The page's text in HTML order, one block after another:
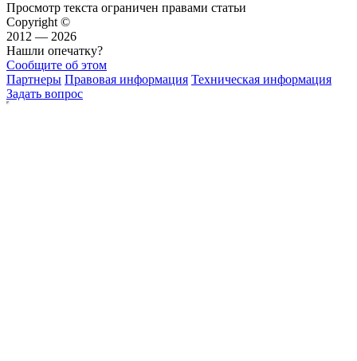
Просмотр текста ограничен правами статьи
Copyright ©
2012 — 2026
Нашли опечатку?
Сообщите об этом
Партнеры Правовая информация Техническая информация
Задать вопрос